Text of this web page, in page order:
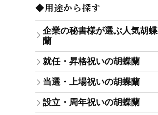
◆用途から探す
企業の秘書様が選ぶ人気胡蝶
蘭
就任・昇格祝いの胡蝶蘭
当選・上場祝いの胡蝶蘭
設立・周年祝いの胡蝶蘭